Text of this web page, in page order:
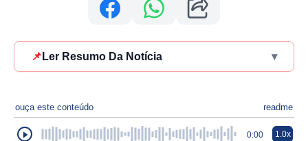
📌 Ler Resumo Da Notícia ▾
ouça este conteúdo readme
0:00 1.0x